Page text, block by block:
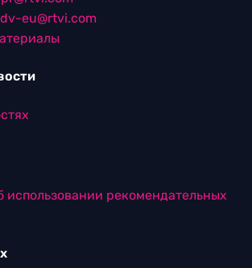
eu@rtvi.com
использовании рекомендательных